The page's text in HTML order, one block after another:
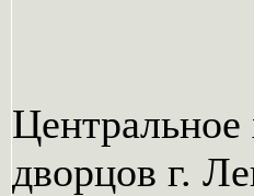
дворцов г.